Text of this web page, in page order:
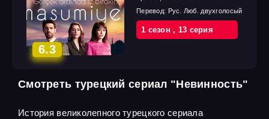
6.3
Перевод: Рус. Люб. двухголосый
1 cезон, 13 cерия
Смотреть турецкий сериал "Невинность"
История великолепного турецкого сериала